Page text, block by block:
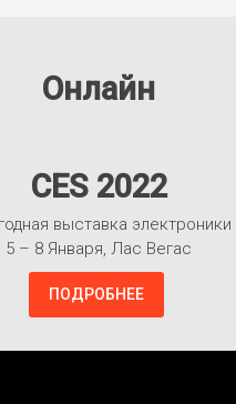
Онлайн
CES 2022
выставка электроники
5 – 8 Января, Лас Вегас
ПОДРОБНЕЕ